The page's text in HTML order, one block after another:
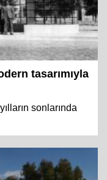
tasarımıyla
sonlarında